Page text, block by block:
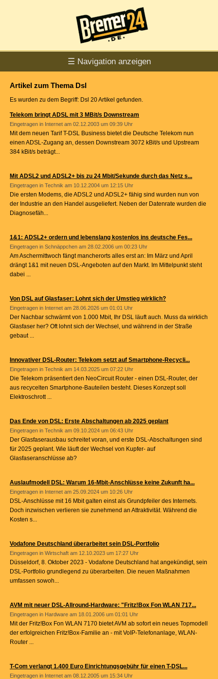
☰ Navigation anzeigen
Artikel zum Thema Dsl
Es wurden zu dem Begriff: Dsl 20 Artikel gefunden.
Telekom bringt ADSL mit 3 MBit/s Downstream
Eingetragen in Internet am 02.12.2003 um 09:39 Uhr
Mit dem neuen Tarif T-DSL Business bietet die Deutsche Telekom nun
einen ADSL-Zugang an, dessen Downstream 3072 kBit/s und Upstream
384 kBit/s beträgt...
Mit ADSL2 und ADSL2+ bis zu 24 Mbit/Sekunde durch das Netz s...
Eingetragen in Technik am 10.12.2004 um 12:15 Uhr
Die ersten Modems, die ADSL2 und ADSL2+ fähig sind wurden nun von
der Industrie an den Handel ausgeliefert. Neben der Datenrate wurden die
Diagnosefäh...
1&1: ADSL2+ ordern und lebenslang kostenlos ins deutsche Fes...
Eingetragen in Schnäppchen am 28.02.2006 um 00:23 Uhr
Am Aschermittwoch fängt mancherorts alles erst an: Im März und April
drängt 1&1 mit neuen DSL-Angeboten auf den Markt. Im Mittelpunkt steht
dabei ...
Von DSL auf Glasfaser: Lohnt sich der Umstieg wirklich?
Eingetragen in Internet am 28.06.2026 um 01:01 Uhr
Der Nachbar schwärmt von 1.000 Mbit, Ihr DSL läuft auch. Muss da wirklich
Glasfaser her? Oft lohnt sich der Wechsel, und während in der Straße
gebaut ...
Innovativer DSL-Router: Telekom setzt auf Smartphone-Recycli...
Eingetragen in Technik am 14.03.2025 um 07:22 Uhr
Die Telekom präsentiert den NeoCircuit Router - einen DSL-Router, der
aus recycelten Smartphone-Bauteilen besteht. Dieses Konzept soll
Elektroschrott ...
Das Ende von DSL: Erste Abschaltungen ab 2025 geplant
Eingetragen in Technik am 09.10.2024 um 06:43 Uhr
Der Glasfaserausbau schreitet voran, und erste DSL-Abschaltungen sind
für 2025 geplant. Wie läuft der Wechsel von Kupfer- auf
Glasfaseranschlüsse ab?
Auslaufmodell DSL: Warum 16-Mbit-Anschlüsse keine Zukunft ha...
Eingetragen in Internet am 25.09.2024 um 10:26 Uhr
DSL-Anschlüsse mit 16 Mbit galten einst als Grundpfeiler des Internets.
Doch inzwischen verlieren sie zunehmend an Attraktivität. Während die
Kosten s...
Vodafone Deutschland überarbeitet sein DSL-Portfolio
Eingetragen in Wirtschaft am 12.10.2023 um 17:27 Uhr
Düsseldorf, 8. Oktober 2023 - Vodafone Deutschland hat angekündigt, sein
DSL-Portfolio grundlegend zu überarbeiten. Die neuen Maßnahmen
umfassen sowoh...
AVM mit neuer DSL-Allround-Hardware: "Fritz!Box Fon WLAN 717...
Eingetragen in Hardware am 18.01.2006 um 01:01 Uhr
Mit der Fritz!Box Fon WLAN 7170 bietet AVM ab sofort ein neues Topmodell
der erfolgreichen Fritz!Box-Familie an - mit VoIP-Telefonanlage, WLAN-
Router ...
T-Com verlangt 1.400 Euro Einrichtungsgebühr für einen T-DSL...
Eingetragen in Internet am 08.12.2005 um 15:34 Uhr